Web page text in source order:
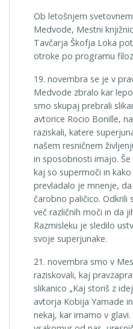
Ob letošnjem
Medvode, Mestni
Tavčarja Škofja Loka
otroke po programu
19. novembra se je v
Medvode zbralo kar
smo skupaj prebrali
avtorice Rocio Bonille,
raziskali, katere
našem resničnem
in sposobnosti imajo.
kaj so supermoči in
prevladalo je mnenje,
čarobno paličico. Odkrili
več različnih moči in da
Razmisleku je sledilo
svoje superjunake.
21. novembra smo v
raziskovali, kaj
slikanico „Kaj storiš z
avtorja Kobija Yamade
nekaj, kar imamo v